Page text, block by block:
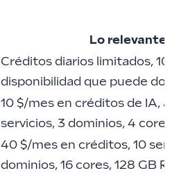
Lo relevante
Créditos diarios limitados, 100
disponibilidad que puede
10 $/mes en créditos de IA,
servicios, 3 dominios, 4 cores,
40 $/mes en créditos, 10
dominios, 16 cores, 128 GB